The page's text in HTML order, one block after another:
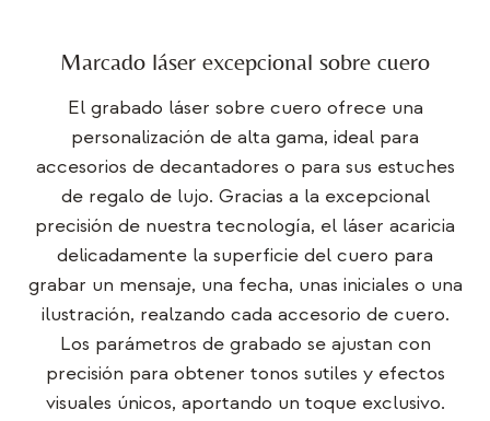
Marcado láser excepcional sobre cuero
El grabado láser sobre cuero ofrece una
personalización de alta gama, ideal para
accesorios de decantadores o para sus estuches
de regalo de lujo. Gracias a la excepcional
precisión de nuestra tecnología, el láser acaricia
delicadamente la superficie del cuero para
grabar un mensaje, una fecha, unas iniciales o una
ilustración, realzando cada accesorio de cuero.
Los parámetros de grabado se ajustan con
precisión para obtener tonos sutiles y efectos
visuales únicos, aportando un toque exclusivo.